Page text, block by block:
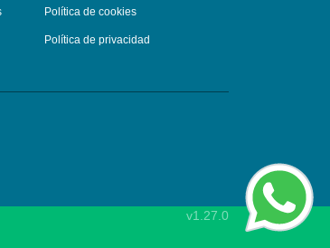
Política de cookies
Política de privacidad
v1.27.0